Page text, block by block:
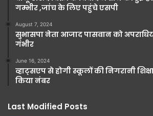
गम्भीर ,जांच के लिए पहुंचे एसपी
August 7, 2024
सुभासपा नेता आजाद पासवान को
गंभीर
June 16, 2024
व्हाट्सएप से होगी स्कूलों की निगरानी
किया नंबर
Last Modified Posts